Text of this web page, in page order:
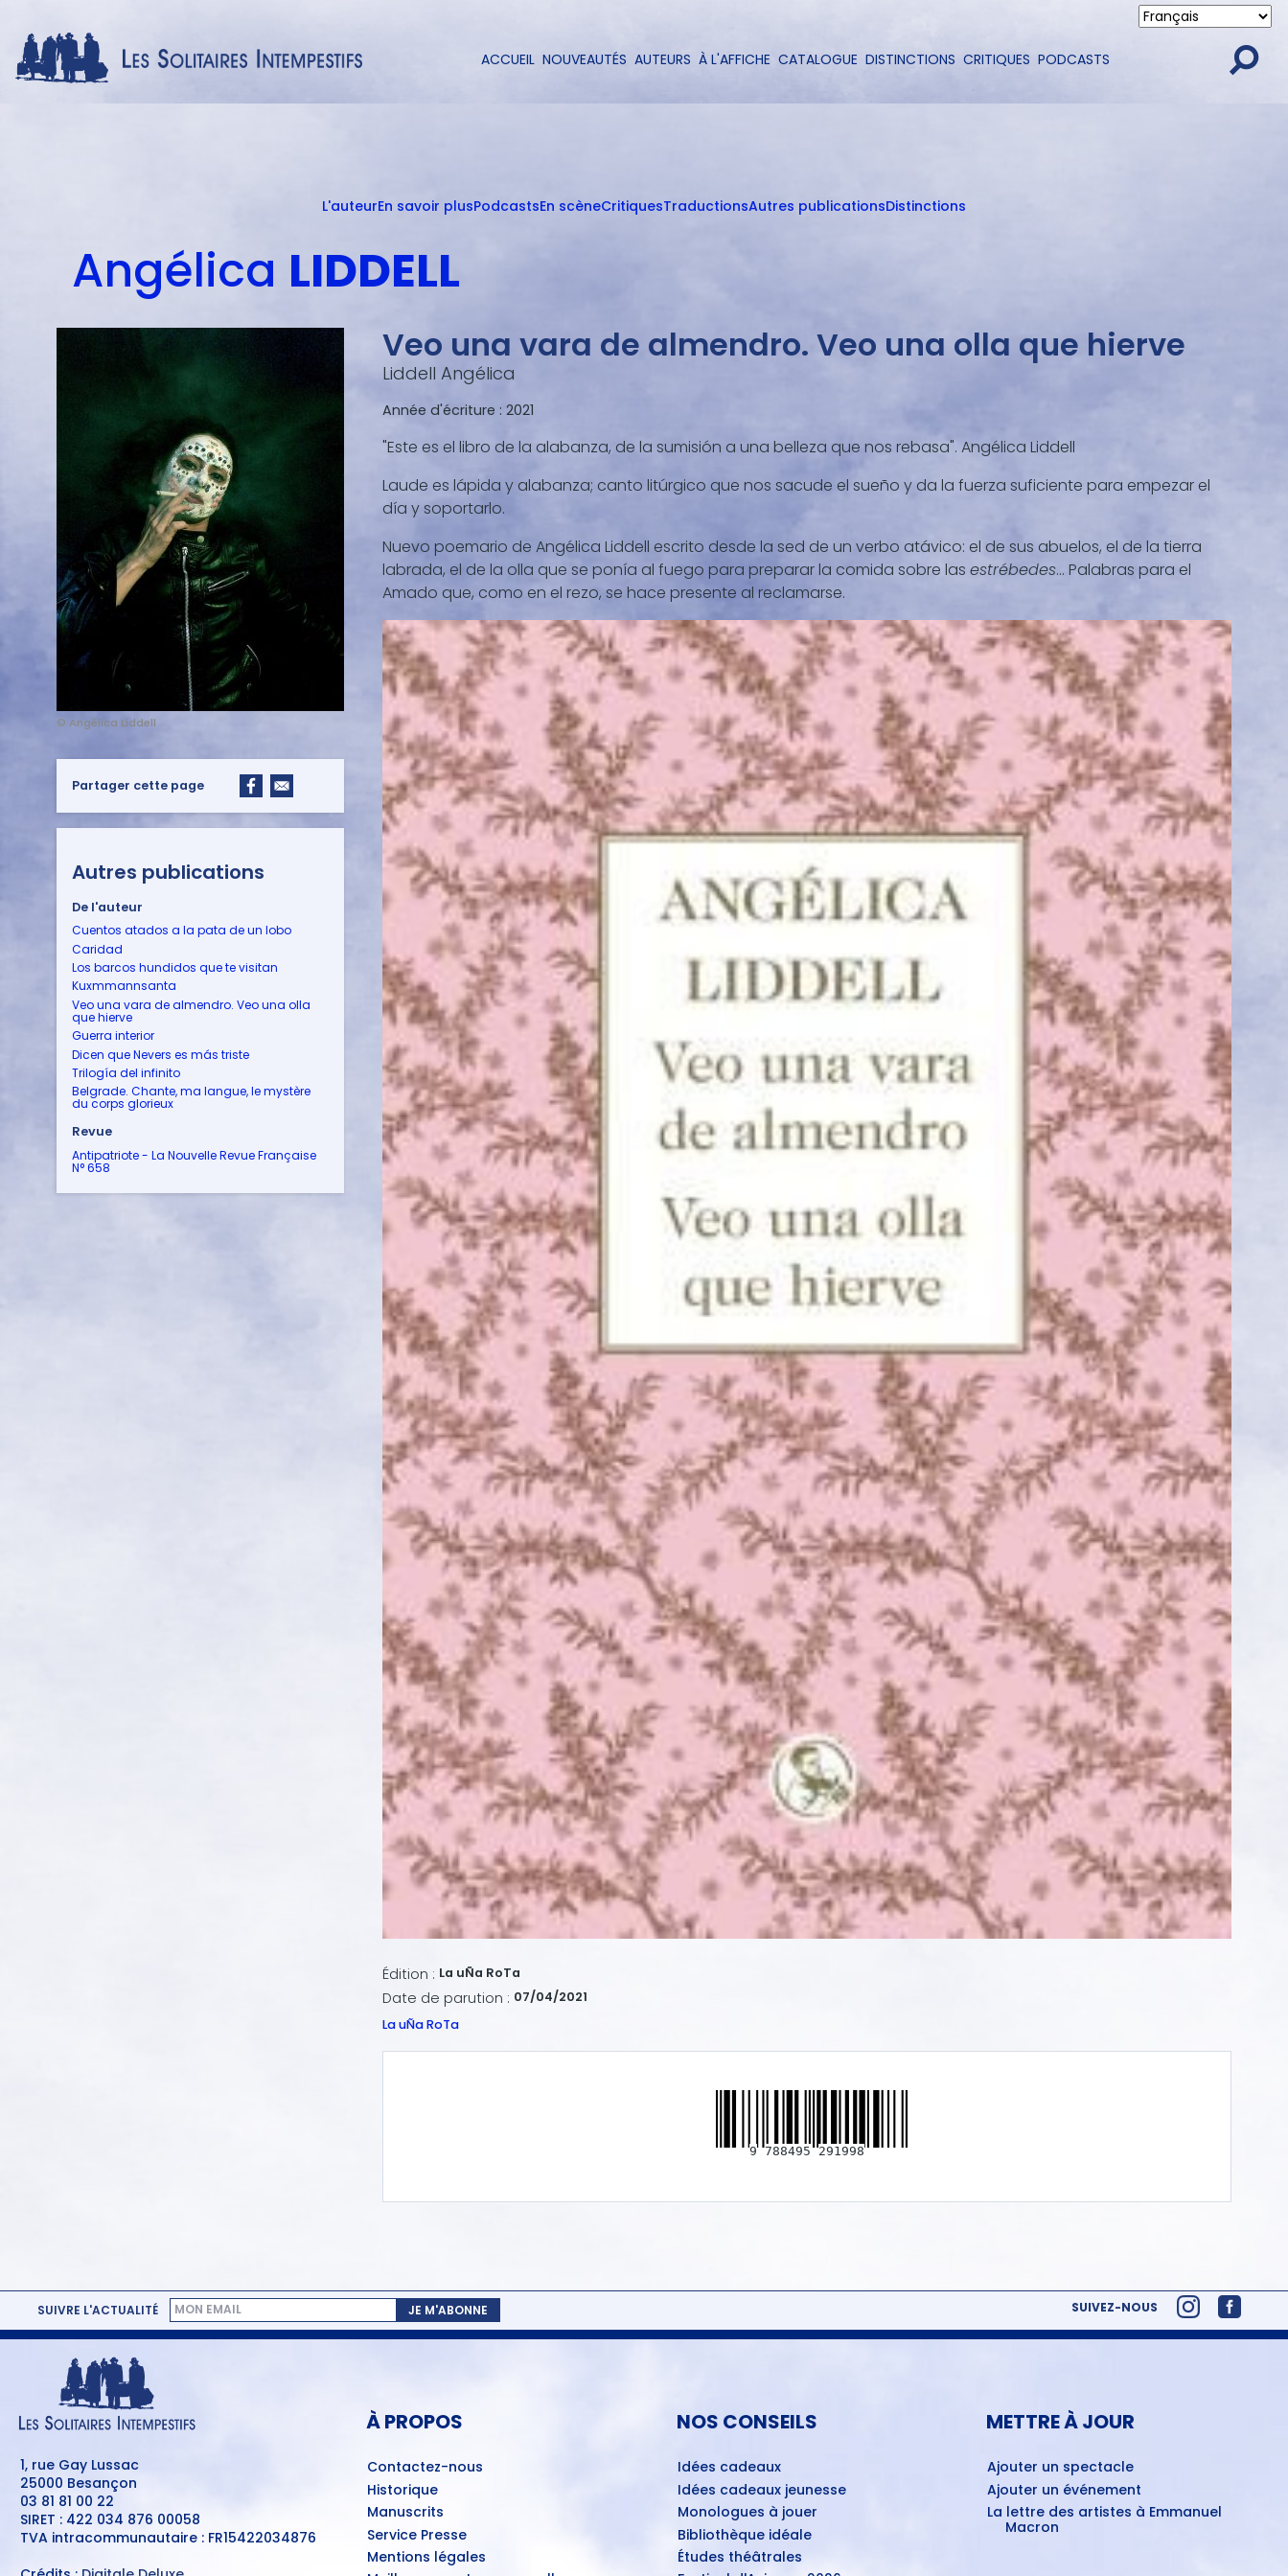
contenu
Navigation
ACCUEIL NOUVEAUTÉS AUTEURS À L'AFFICHE CATALOGUE DISTINCTIONS CRITIQUES PODCASTS
L'auteurEn savoir plusPodcastsEn scèneCritiquesTraductionsAutres publicationsDistinctions
Angélica LIDDELL
© Angélica Liddell
Veo una vara de almendro. Veo una olla que hierve
Liddell Angélica
Année d'écriture : 2021
"Este es el libro de la alabanza, de la sumisión a una belleza que nos rebasa". Angélica Liddell
Laude es lápida y alabanza; canto litúrgico que nos sacude el sueño y da la fuerza suficiente para empezar el
día y soportarlo.
Nuevo poemario de Angélica Liddell escrito desde la sed de un verbo atávico: el de sus abuelos, el de la tierra
labrada, el de la olla que se ponía al fuego para preparar la comida sobre las estrébedes... Palabras para el
Amado que, como en el rezo, se hace presente al reclamarse.
Édition : La uÑa RoTa
Date de parution : 07/04/2021
La uÑa RoTa
9 788495 291998
Partager cette page
Autres publications
De l'auteur
Cuentos atados a la pata de un lobo
Caridad
Los barcos hundidos que te visitan
Kuxmmannsanta
Veo una vara de almendro. Veo una olla
que hierve
Guerra interior
Dicen que Nevers es más triste
Trilogía del infinito
Belgrade. Chante, ma langue, le mystère
du corps glorieux
Revue
Antipatriote - La Nouvelle Revue Française
N° 658
SUIVRE L'ACTUALITÉ JE M'ABONNE SUIVEZ-NOUS
1, rue Gay Lussac
25000 Besançon
03 81 81 00 22
SIRET : 422 034 876 00058
TVA intracommunautaire : FR15422034876
À PROPOS
Contactez-nous
Historique
Manuscrits
Service Presse
Mentions légales
NOS CONSEILS
Idées cadeaux
Idées cadeaux jeunesse
Monologues à jouer
Bibliothèque idéale
Études théâtrales
METTRE À JOUR
Ajouter un spectacle
Ajouter un événement
La lettre des artistes à Emmanuel
Macron